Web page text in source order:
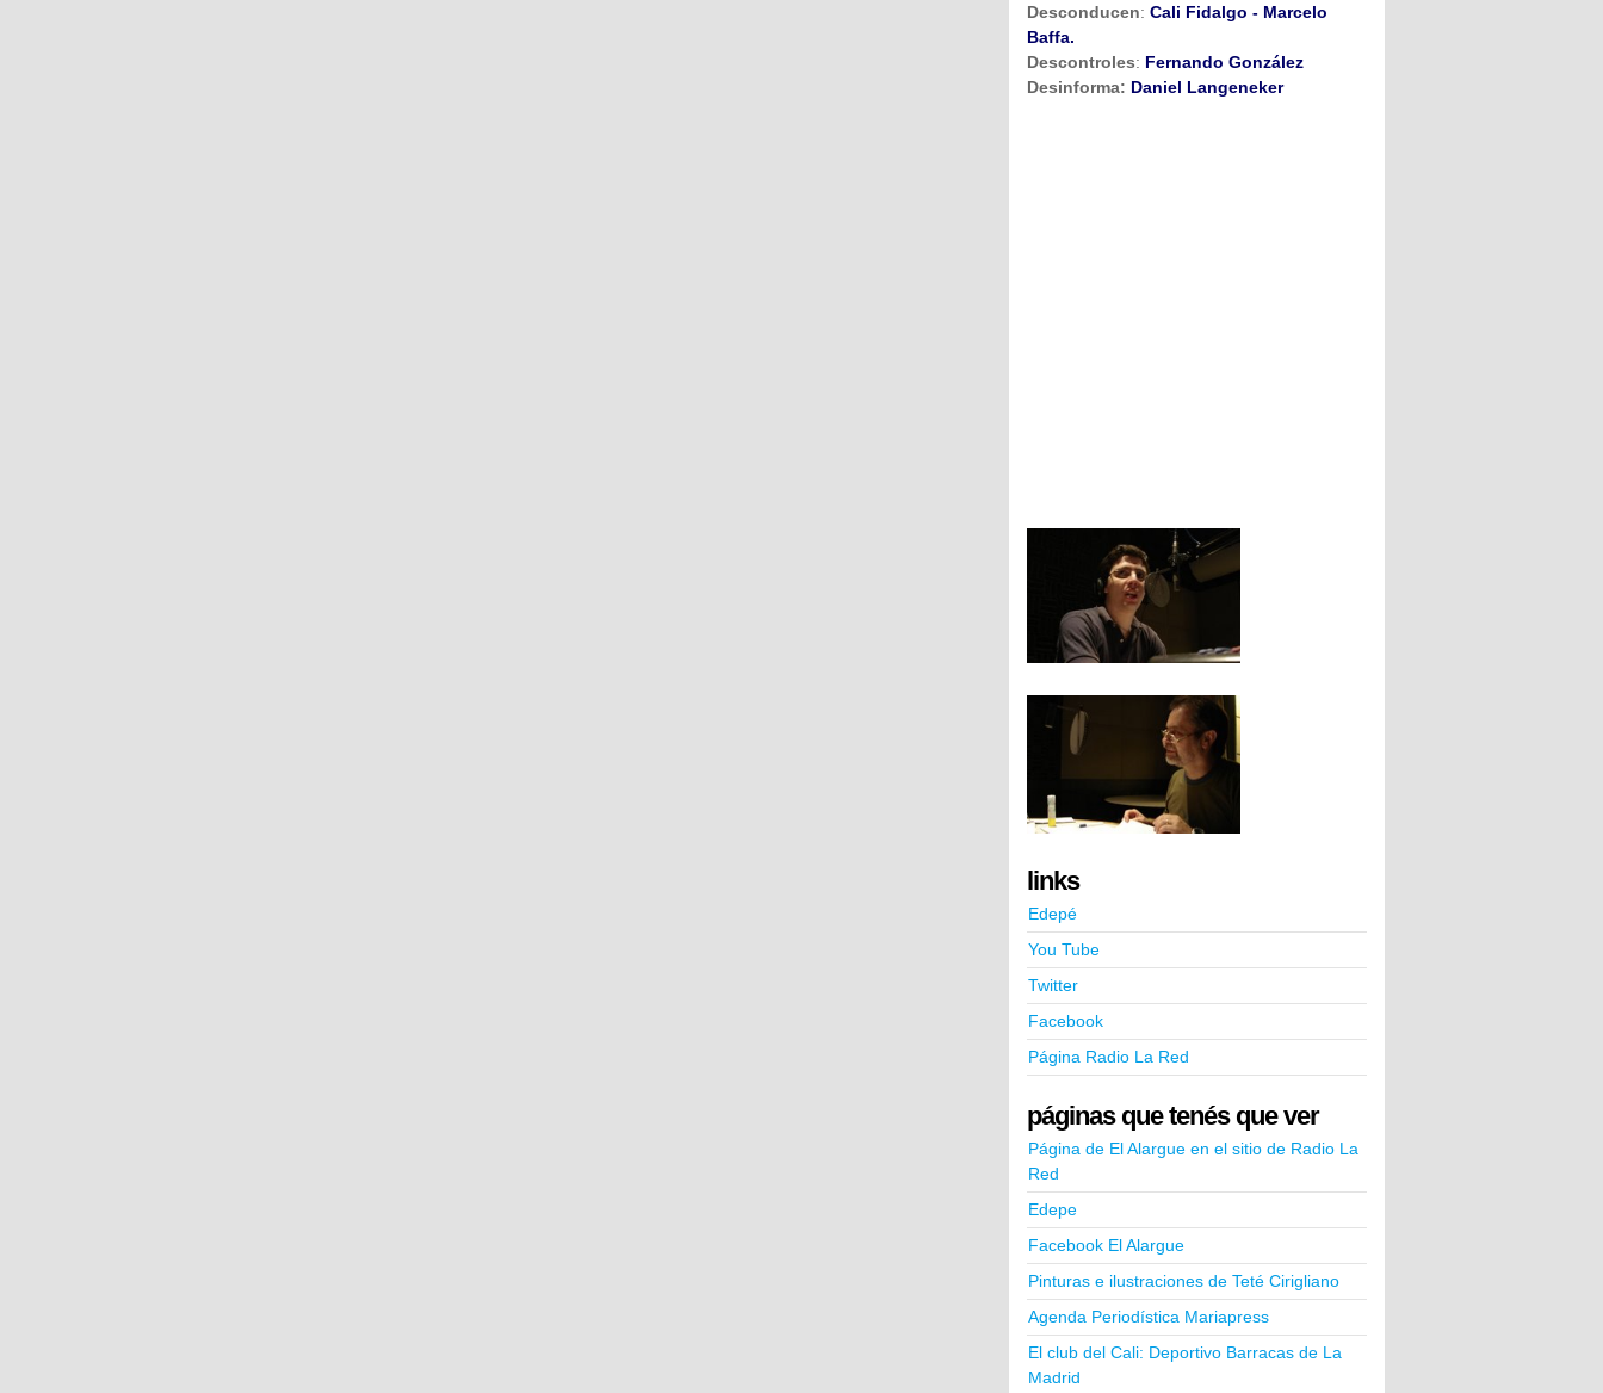
Desconducen: Cali Fidalgo - Marcelo
Baffa.
Descontroles: Fernando González
Desinforma: Daniel Langeneker
links
Edepé
You Tube
Twitter
Facebook
Página Radio La Red
páginas que tenés que ver
Página de El Alargue en el sitio de Radio La
Red
Edepe
Facebook El Alargue
Pinturas e ilustraciones de Teté Cirigliano
Agenda Periodística Mariapress
El club del Cali: Deportivo Barracas de La
Madrid